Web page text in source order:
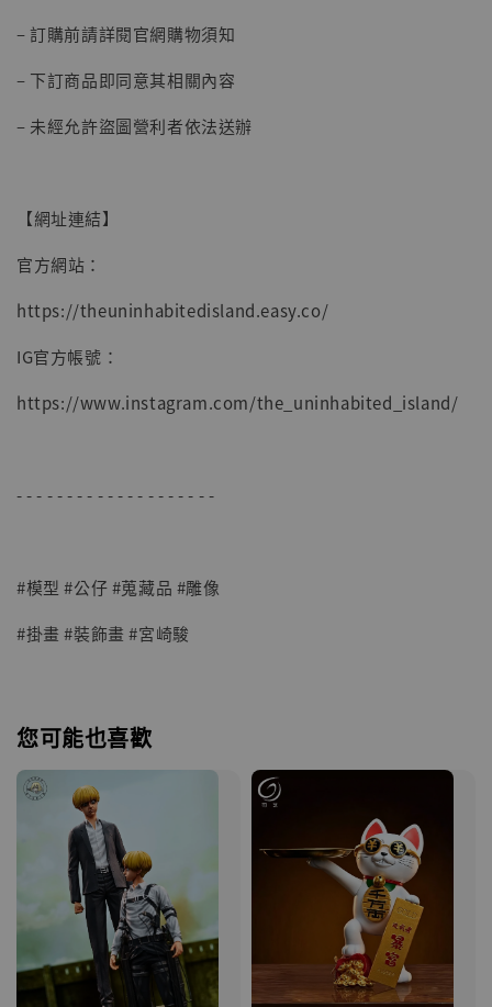
– 訂購前請詳閱官網購物須知
– 下訂商品即同意其相關內容
– 未經允許盜圖營利者依法送辦
【網址連結】
官方網站：
https://theuninhabitedisland.easy.co/
IG官方帳號：
https://www.instagram.com/the_uninhabited_island/
- - - - - - - - - - - - - - - - - - - -
#模型 #公仔 #蒐藏品 #雕像
#掛畫 #裝飾畫 #宮崎駿
您可能也喜歡